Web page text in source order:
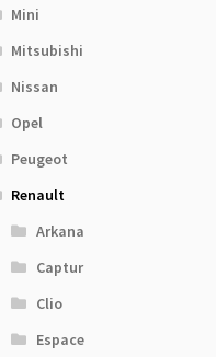
Mini
Mitsubishi
Nissan
Opel
Peugeot
Renault
Arkana
Captur
Clio
Espace